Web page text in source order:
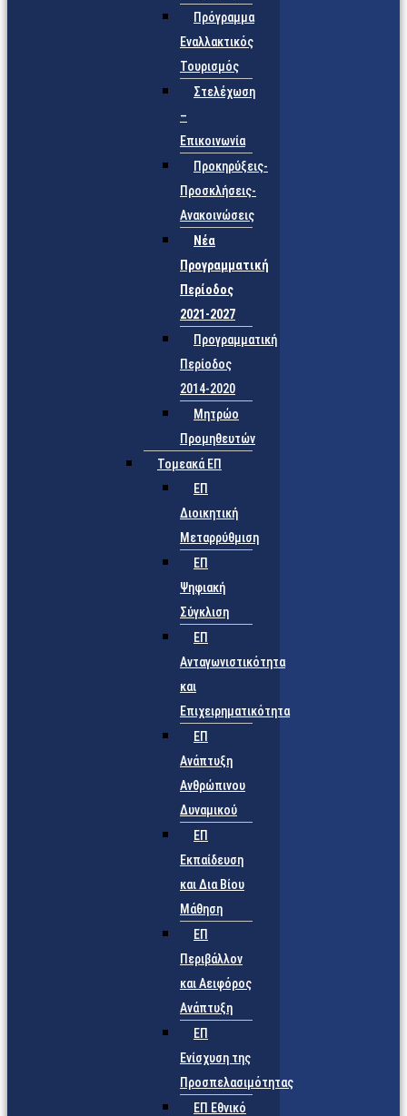
Πρόγραμμα
Εναλλακτικός
Τουρισμός
Στελέχωση
–
Επικοινωνία
Προκηρύξεις-
Προσκλήσεις-
Ανακοινώσεις
Νέα
Προγραμματική
Περίοδος
2021-2027
Προγραμματική
Περίοδος
2014-2020
Μητρώο
Προμηθευτών
Τομεακά ΕΠ
ΕΠ
Διοικητική
Μεταρρύθμιση
ΕΠ
Ψηφιακή
Σύγκλιση
ΕΠ
Ανταγωνιστικότητα
και
Επιχειρηματικότητα
ΕΠ
Ανάπτυξη
Ανθρώπινου
Δυναμικού
ΕΠ
Εκπαίδευση
και Δια Βίου
Μάθηση
ΕΠ
Περιβάλλον
και Αειφόρος
Ανάπτυξη
ΕΠ
Ενίσχυση της
Προσπελασιμότητας
ΕΠ Εθνικό